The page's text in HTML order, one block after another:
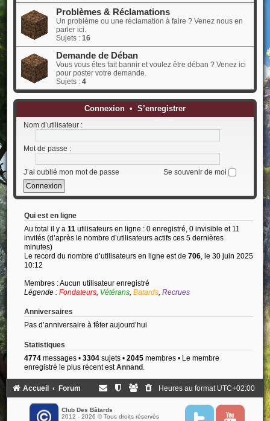
Problèmes & Réclamations
Un problème ou une réclamation à faire ? Venez nous en
parler ici.
Sujets : 16
Demande de Déban
Vous vous êtes fait bannir et voulez être déban ? Venez ici
pour poster votre demande.
Sujets : 4
Connexion• S’enregistrer
Nom d’utilisateur :
Mot de passe :
J’ai oublié mon mot de passe Se souvenir de moi
Qui est en ligne
Au total il y a 11utilisateurs en ligne : 0 enregistré, 0 invisible et 11
invités (d’après le nombre d’utilisateurs actifs ces 5 dernières
minutes)
Le record du nombre d’utilisateurs en ligne est de 706, le 30 juin 2025
10:12
Membres : Aucun utilisateur enregistré
Légende : Fondateurs, Vétérans, Batards, Recrues
Anniversaires
Pas d’anniversaire à fêter aujourd’hui
Statistiques
4774messages • 3304sujets • 2045membres • Le membre
enregistré le plus récent estAnnand.
Accueil Forum Heures au format UTC+02:00
Club Des Bâtards
2012 - 2026 © Tous droits réservés